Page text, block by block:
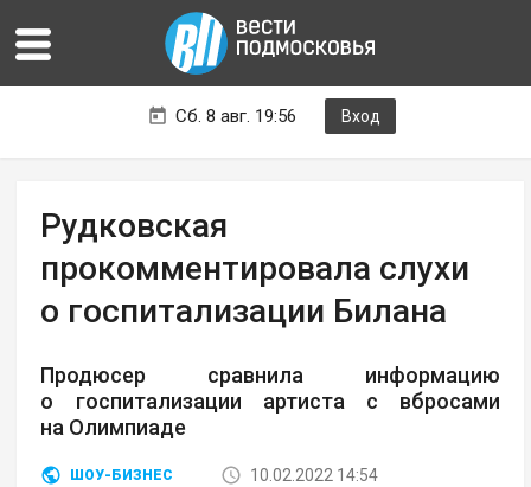
Сб. 8 авг. 19:56 Вход
Рудковская
прокомментировала слухи
о госпитализации Билана
Продюсер сравнила информацию
о госпитализации артиста с вбросами
на Олимпиаде
ШОУ-БИЗНЕС
10.02.2022 14:54